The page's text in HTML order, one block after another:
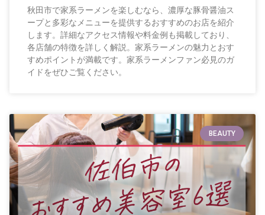
秋田市で家系ラーメンを楽しむなら、濃厚な豚骨醤油ス
ープと多彩なメニューを提供するおすすめのお店を紹介
します。詳細なアクセス情報や料金例も掲載しており、
各店舗の特徴を詳しく解説。家系ラーメンの魅力とおす
すめポイントが満載です。家系ラーメンファン必見のガ
イドをぜひご覧ください。
BEAUTY